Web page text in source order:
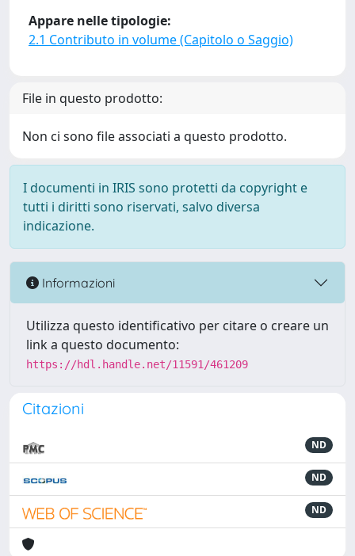
Appare nelle tipologie:
2.1 Contributo in volume (Capitolo o Saggio)
File in questo prodotto:
Non ci sono file associati a questo prodotto.
I documenti in IRIS sono protetti da copyright e
tutti i diritti sono riservati, salvo diversa
indicazione.
Informazioni
Utilizza questo identificativo per citare o creare un
link a questo documento:
https://hdl.handle.net/11591/461209
Citazioni
ND
ND
ND